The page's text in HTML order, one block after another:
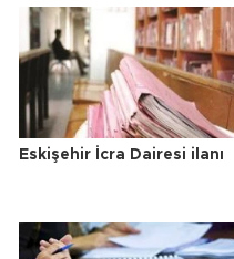
Eskişehir İcra Dairesi ilanı